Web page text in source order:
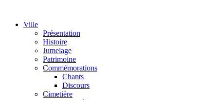
Ville
Présentation
Histoire
Jumelage
Patrimoine
Commémorations
Chants
Discours
Cimetière